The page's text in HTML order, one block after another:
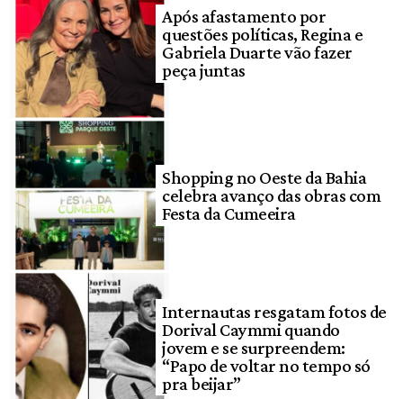
Após afastamento por
questões políticas, Regina e
Gabriela Duarte vão fazer
peça juntas
Shopping no Oeste da Bahia
celebra avanço das obras com
Festa da Cumeeira
Internautas resgatam fotos de
Dorival Caymmi quando
jovem e se surpreendem:
“Papo de voltar no tempo só
pra beijar”